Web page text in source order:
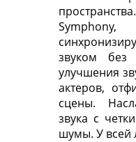
пространства. ‏Благодаря уникальной
звуком без
улучшения
актеров,
сцены.
звука с
шумы. У всей